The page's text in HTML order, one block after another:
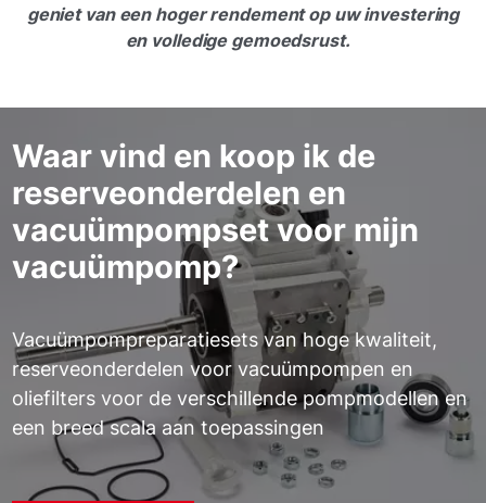
geniet van een hoger rendement op uw investering
en volledige gemoedsrust.
Waar vind en koop ik de
reserveonderdelen en
vacuümpompset voor mijn
vacuümpomp?
Vacuümpompreparatiesets van hoge kwaliteit,
reserveonderdelen voor vacuümpompen en
oliefilters voor de verschillende pompmodellen en
een breed scala aan toepassingen